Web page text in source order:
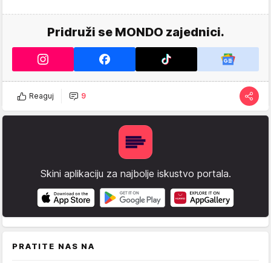
Pridruži se MONDO zajednici.
Reaguj 9
Skini aplikaciju za najbolje iskustvo portala.
PRATITE NAS NA